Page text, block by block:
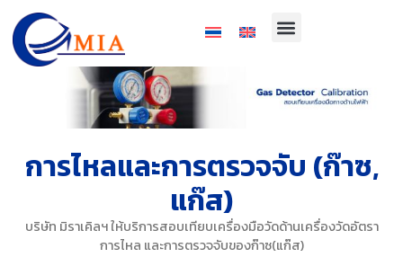
การไหลและการตรวจจับ (ก๊าซ,
แก๊ส)
บริษัท มิราเคิลฯ ให้บริการสอบเทียบเครื่องมือวัดด้านเครื่องวัดอัตรา
การไหล และการตรวจจับของก๊าซ(แก๊ส)